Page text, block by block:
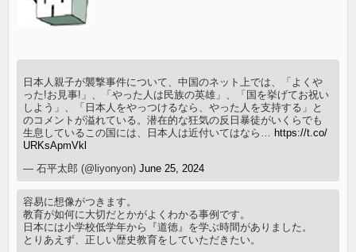
日本人親子が襲撃事件について、中国のネット上では、「よくや
った!お見事!」、「やった人は民族の英雄」、「国を挙げてお祝い
しよう」、「日本人をやっつけるなら、やった人を支持する」と
のコメントが溢れている。潜在的な狂気の反日暴徒がいくらでも
生息しているこの国には、日本人は近付いてはなら… https://t.co/
URKsApmVkl
— 石平太郎 (@liyonyon)June 25, 2024
容易に想像がつきます。
教育が如何に大切だとかがよくわかる事例です。
日本には小学校低学年から『道徳』を学ぶ時間がありました。
とりあえず、正しい歴史教育をしていただきたい。